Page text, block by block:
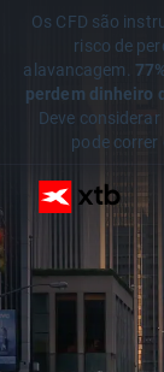
Os CFD são
risco de
alavancagem.
perdem dinheiro
Deve
pode correr